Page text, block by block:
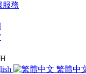
服務
繁體中